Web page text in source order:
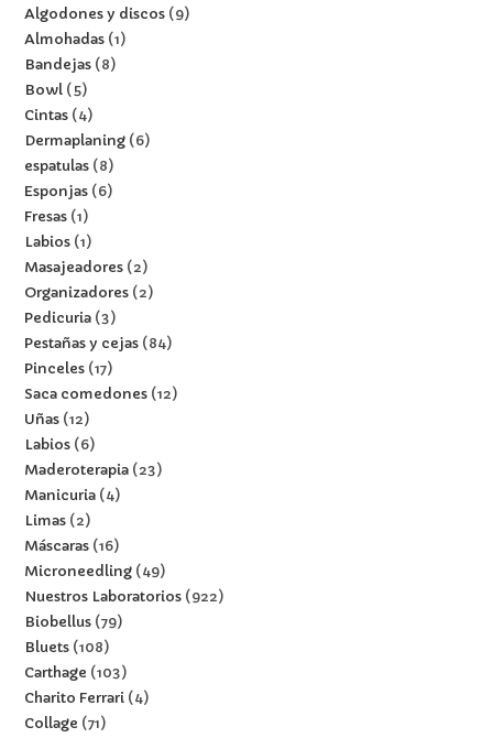
Algodones y discos 9
Almohadas 1
Bandejas 8
Bowl 5
Cintas 4
Dermaplaning 6
espatulas 8
Esponjas 6
Fresas 1
Labios 1
Masajeadores 2
Organizadores 2
Pedicuria 3
Pestañas y cejas 84
Pinceles 17
Saca comedones 12
Uñas 12
Labios 6
Maderoterapia 23
Manicuria 4
Limas 2
Máscaras 16
Microneedling 49
Nuestros Laboratorios 922
Biobellus 79
Bluets 108
Carthage
103
Charito Ferrari 4
Collage
71